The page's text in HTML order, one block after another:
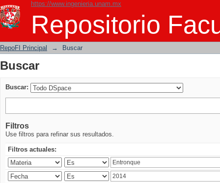
https://www.ingenieria.unam.mx
Repositorio
Buscar
RepoFI Principal → Buscar
Buscar
Buscar:
Filtros
Use filtros para refinar sus resultados.
Filtros actuales: